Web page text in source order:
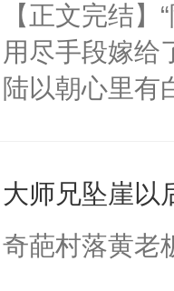
【正文完结
用尽手段嫁给
陆以朝心里有
情，他以为，
夜祁砚清缩在
大师兄坠崖以
奇葩村落黄老